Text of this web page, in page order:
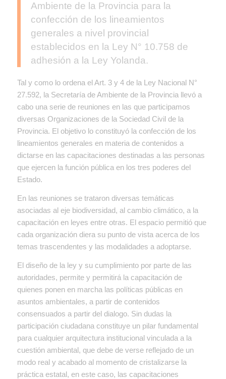
Ambiente de la Provincia para la
confección de los lineamientos
generales a nivel provincial
establecidos en la Ley N° 10.758 de
adhesión a la Ley Yolanda.
Tal y como lo ordena el Art. 3 y 4 de la Ley Nacional N°
27.592, la Secretaría de Ambiente de la Provincia llevó a
cabo una serie de reuniones en las que participamos
diversas Organizaciones de la Sociedad Civil de la
Provincia. El objetivo lo constituyó la confección de los
lineamientos generales en materia de contenidos a
dictarse en las capacitaciones destinadas a las personas
que ejercen la función pública en los tres poderes del
Estado.
En las reuniones se trataron diversas temáticas
asociadas al eje biodiversidad, al cambio climático, a la
capacitación en leyes entre otras. El espacio permitió que
cada organización diera su punto de vista acerca de los
temas trascendentes y las modalidades a adoptarse.
El diseño de la ley y su cumplimiento por parte de las
autoridades, permite y permitirá la capacitación de
quienes ponen en marcha las políticas públicas en
asuntos ambientales, a partir de contenidos
consensuados a partir del dialogo. Sin dudas la
participación ciudadana constituye un pilar fundamental
para cualquier arquitectura institucional vinculada a la
cuestión ambiental, que debe de verse reflejado de un
modo real y acabado al momento de cristalizarse la
práctica estatal, en este caso, las capacitaciones